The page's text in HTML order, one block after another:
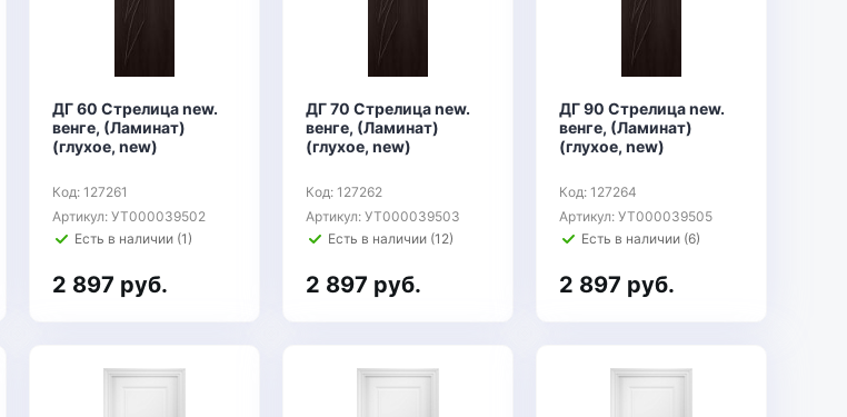
ДГ 60 Стрелица new.
венге, (Ламинат)
(глухое, new)
Код: 127261
Артикул: УТ000039502
Есть в наличии (1)
2 897 руб.
ДГ 70 Стрелица new.
венге, (Ламинат)
(глухое, new)
Код: 127262
Артикул: УТ000039503
Есть в наличии (12)
2 897 руб.
ДГ 90 Стрелица new.
венге, (Ламинат)
(глухое, new)
Код: 127264
Артикул: УТ000039505
Есть в наличии (6)
2 897 руб.